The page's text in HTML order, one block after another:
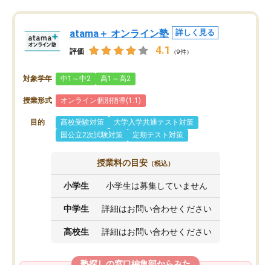
atama＋ オンライン塾 詳しく見る
評価 4.1 （9件）
対象学年 中1～中2 高1～高2
授業形式 オンライン個別指導(1:1)
目的 高校受験対策
大学入学共通テスト対策
国公立2次試験対策
定期テスト対策
授業料の目安 （税込）
小学生 小学生は募集していません
中学生 詳細はお問い合わせください
高校生 詳細はお問い合わせください